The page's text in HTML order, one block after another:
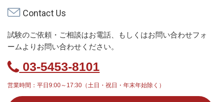
Contact Us
試験のご依頼・ご相談はお電話、もしくはお問い合わせフォ
ームよりお問い合わせください。
03-5453-8101
営業時間：平日9:00～17:30（土日・祝日・年末年始除く）